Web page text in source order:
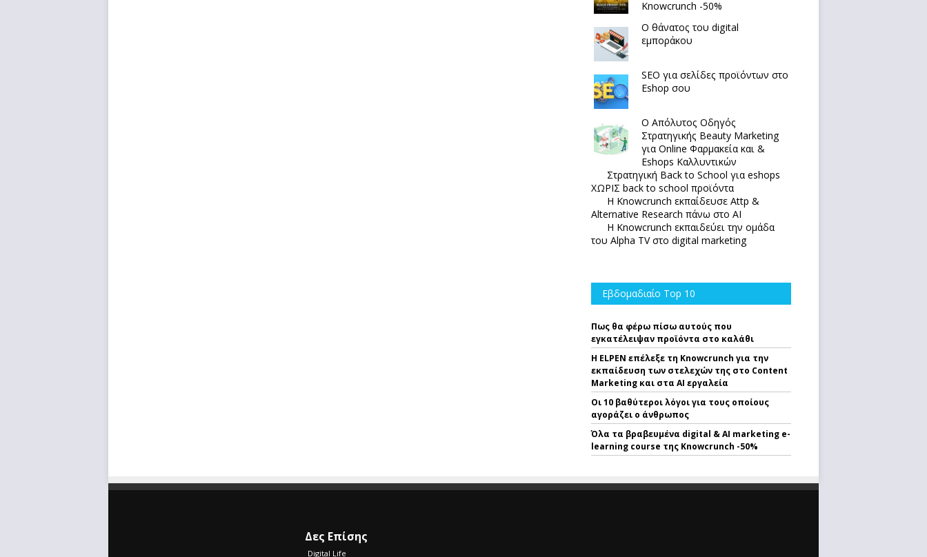
Knowcrunch -50%
Ο θάνατος του digital
εμποράκου
SEO για σελίδες προϊόντων στο
Eshop σου
Ο Απόλυτoς Οδηγός
Στρατηγικής Beauty Marketing
για Online Φαρμακεία και &
Eshops Καλλυντικών
Στρατηγική Back to School για eshops
ΧΩΡΙΣ back to school προϊόντα
Η Knowcrunch εκπαίδευσε Attp &
Alternative Research πάνω στο ΑΙ
Η Knowcrunch εκπαιδεύει την ομάδα
του Alpha TV στο digital marketing
Εβδομαδιαίο Top 10
Πως θα φέρω πίσω αυτούς που
εγκατέλειψαν προϊόντα στο καλάθι
Η ELPEN επέλεξε τη Knowcrunch για την
εκπαίδευση των στελεχών της στο Content
Marketing και στα AI εργαλεία
Οι 10 βαθύτεροι λόγοι για τους οποίους
αγοράζει ο άνθρωπος
Όλα τα βραβευμένα digital & AI marketing e-
learning course της Knowcrunch -50%
Δες Επίσης
Digital Life